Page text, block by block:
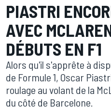
PIASTRI
AVEC
DÉBUTS EN F1
Alors qu'il s'apprête à
de Formule 1, Oscar
roulage au volant de la
du côté de Barcelone.